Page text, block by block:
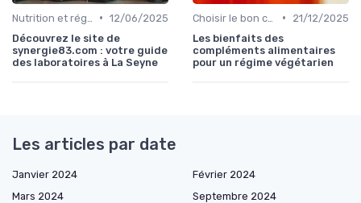
• 12/06/2025
Découvrez le site de
synergie83.com : votre guide
des laboratoires à La Seyne
•
21/12/2025
Les bienfaits des
compléments alimentaires
pour un régime végétarien
Les articles par date
Janvier 2024
Février 2024
Mars 2024
Septembre 2024